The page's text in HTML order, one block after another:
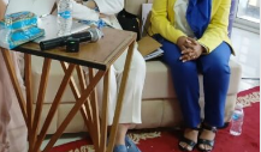
ا
إ
ل
ك
ت